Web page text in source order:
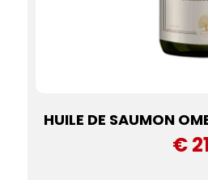
HUILE DE SAUMON
€